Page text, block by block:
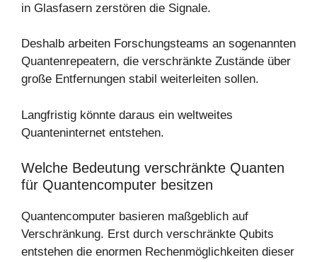
in Glasfasern zerstören die Signale.
Deshalb arbeiten Forschungsteams an sogenannten
Quantenrepeatern, die verschränkte Zustände über
große Entfernungen stabil weiterleiten sollen.
Langfristig könnte daraus ein weltweites
Quanteninternet entstehen.
Welche Bedeutung verschränkte Quanten
für Quantencomputer besitzen
Quantencomputer basieren maßgeblich auf
Verschränkung. Erst durch verschränkte Qubits
entstehen die enormen Rechenmöglichkeiten dieser